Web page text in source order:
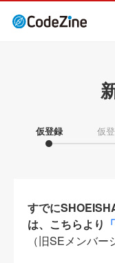
仮登録 仮
すでに
は、こちらより
（旧SEメンバー